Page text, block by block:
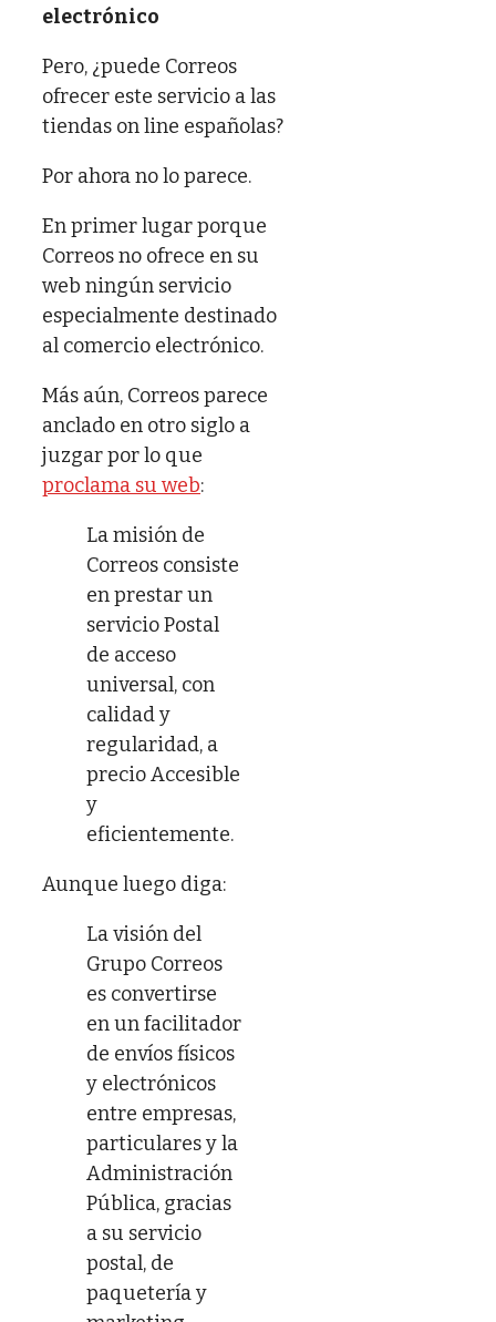
electrónico
Pero, ¿puede Correos
ofrecer este servicio a las
tiendas on line españolas?
Por ahora no lo parece.
En primer lugar porque
Correos no ofrece en su
web ningún servicio
especialmente destinado
al comercio electrónico.
Más aún, Correos parece
anclado en otro siglo a
juzgar por lo que
proclama su web:
La misión de
Correos consiste
en prestar un
servicio Postal
de acceso
universal, con
calidad y
regularidad, a
precio Accesible
y
eficientemente.
Aunque luego diga:
La visión del
Grupo Correos
es convertirse
en un facilitador
de envíos físicos
y electrónicos
entre empresas,
particulares y la
Administración
Pública, gracias
a su servicio
postal, de
paquetería y